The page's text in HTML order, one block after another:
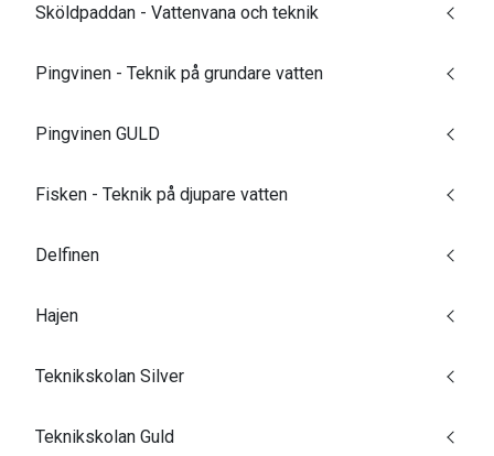
Sköldpaddan - Vattenvana och teknik
Pingvinen - Teknik på grundare vatten
Pingvinen GULD
Fisken - Teknik på djupare vatten
Delfinen
Hajen
Teknikskolan Silver
Teknikskolan Guld